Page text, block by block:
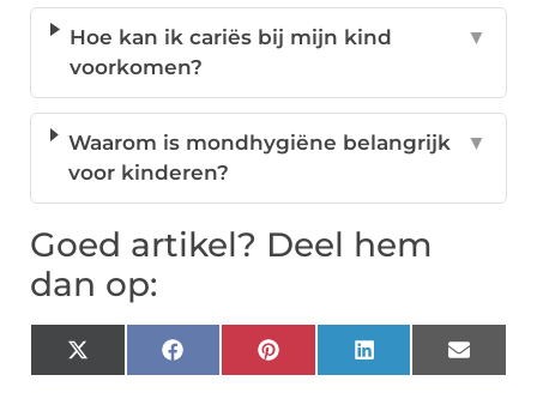
Hoe kan ik cariës bij mijn kind
voorkomen?
▼
Waarom is mondhygiëne belangrijk
voor kinderen?
▼
Goed artikel? Deel hem
dan op:
X
(Twitter)
FacebookPinterestLinkedInEmail